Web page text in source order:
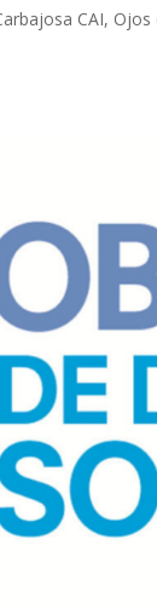
CAI, Ojos